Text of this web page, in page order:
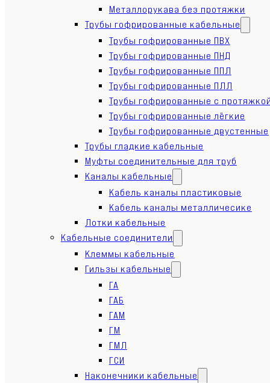
Металлорукава без протяжки
Трубы гофрированные кабельные
Трубы гофрированные ПВХ
Трубы гофрированные ПНД
Трубы гофрированные ППЛ
Трубы гофрированные ПЛЛ
Трубы гофрированные с
Трубы гофрированные лёгкие
Трубы гофрированные двустенные
Трубы гладкие кабельные
Муфты соединительные для труб
Каналы кабельные
Кабель каналы пластиковые
Кабель каналы металличесике
Лотки кабельные
Кабельные соединители
Клеммы кабельные
Гильзы кабельные
ГА
ГАБ
ГАМ
ГМ
ГМЛ
ГСИ
Наконечники кабельные